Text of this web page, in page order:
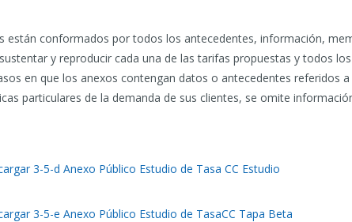
están conformados por todos los antecedentes, información,
y reproducir cada una de las tarifas propuestas y todos
en que los anexos contengan datos o antecedentes referidos
particulares de la demanda de sus clientes, se omite
3-5-d Anexo Público Estudio de Tasa CC Estudio
3-5-e Anexo Público Estudio de TasaCC Tapa Beta